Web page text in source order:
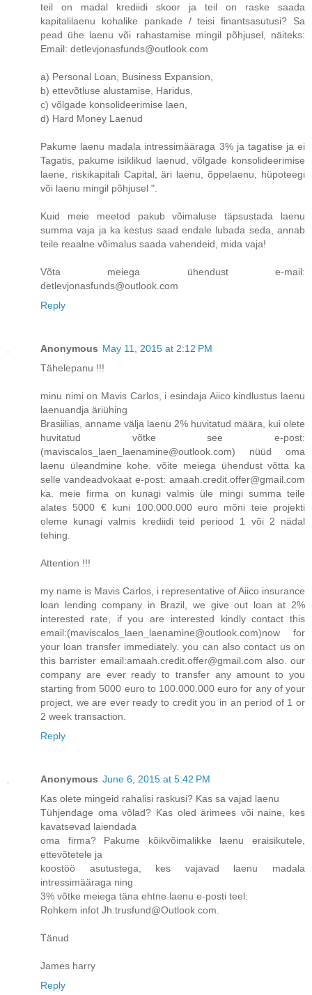
teil on madal krediidi skoor ja teil on raske saada
kapitalilaenu kohalike pankade / teisi finantsasutusi? Sa
pead ühe laenu või rahastamise mingil põhjusel, näiteks:
Email: detlevjonasfunds@outlook.com
a) Personal Loan, Business Expansion,
b) ettevõtluse alustamise, Haridus,
c) võlgade konsolideerimise laen,
d) Hard Money Laenud
Pakume laenu madala intressimääraga 3% ja tagatise ja ei
Tagatis, pakume isiklikud laenud, võlgade konsolideerimise
laene, riskikapitali Capital, äri laenu, õppelaenu, hüpoteegi
või laenu mingil põhjusel ".
Kuid meie meetod pakub võimaluse täpsustada laenu
summa vaja ja ka kestus saad endale lubada seda, annab
teile reaalne võimalus saada vahendeid, mida vaja!
Võta meiega ühendust e-mail:
detlevjonasfunds@outlook.com
Reply
Anonymous May 11, 2015 at 2:12 PM
Tähelepanu !!!
minu nimi on Mavis Carlos, i esindaja Aiico kindlustus laenu
laenuandja äriühing
Brasiilias, anname välja laenu 2% huvitatud määra, kui olete
huvitatud võtke see e-post:
(maviscalos_laen_laenamine@outlook.com) nüüd oma
laenu üleandmine kohe. võite meiega ühendust võtta ka
selle vandeadvokaat e-post: amaah.credit.offer@gmail.com
ka. meie firma on kunagi valmis üle mingi summa teile
alates 5000 € kuni 100.000.000 euro mõni teie projekti
oleme kunagi valmis krediidi teid periood 1 või 2 nädal
tehing.
Attention !!!
my name is Mavis Carlos, i representative of Aiico insurance
loan lending company in Brazil, we give out loan at 2%
interested rate, if you are interested kindly contact this
email:(maviscalos_laen_laenamine@outlook.com)now for
your loan transfer immediately. you can also contact us on
this barrister email:amaah.credit.offer@gmail.com also. our
company are ever ready to transfer any amount to you
starting from 5000 euro to 100.000.000 euro for any of your
project, we are ever ready to credit you in an period of 1 or
2 week transaction.
Reply
Anonymous June 6, 2015 at 5:42 PM
Kas olete mingeid rahalisi raskusi? Kas sa vajad laenu
Tühjendage oma võlad? Kas oled ärimees või naine, kes
kavatsevad laiendada
oma firma? Pakume kõikvõimalikke laenu eraisikutele,
ettevõtetele ja
koostöö asutustega, kes vajavad laenu madala
intressimääraga ning
3% võtke meiega täna ehtne laenu e-posti teel:
Rohkem infot Jh.trusfund@Outlook.com.
Tänud
James harry
Reply